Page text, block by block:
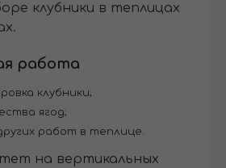
клубники в теплицах
работа
клубники;
ягод;
работ в теплице.
на вертикальных